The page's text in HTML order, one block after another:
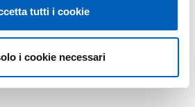
tutti i cookie
i cookie necessari